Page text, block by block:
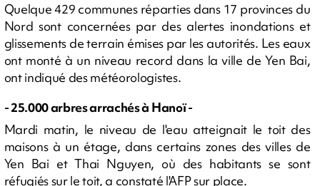
Quelque 429 communes réparties dans 17 provinces du
Nord sont concernées par des alertes inondations et
glissements de terrain émises par les autorités. Les eaux
ont monté à un niveau record dans la ville de Yen Bai,
ont indiqué des météorologistes.
- 25.000 arbres arrachés à Hanoï -
Mardi matin, le niveau de l'eau atteignait le toit des
maisons à un étage, dans certains zones des villes de
Yen Bai et Thai Nguyen, où des habitants se sont
réfugiés sur le toit, a constaté l'AFP sur place.